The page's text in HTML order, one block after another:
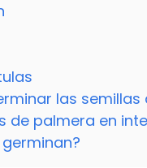
las semillas
de palmera en